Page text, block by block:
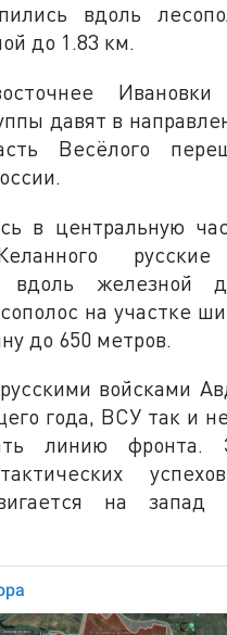
вдоль
до 1.83 км.
Ивановки
давят в
Весёлого
в центральную
русские
вдоль железной
на участке
до 650 метров.
войсками
года, ВСУ так и
линию фронта.
на запад